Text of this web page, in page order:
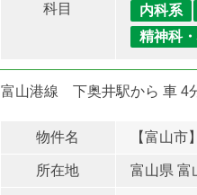
科目 内科系
精神科
富山港線 下奥井駅から 車 4
物件名 【富山
所在地 富山県 富